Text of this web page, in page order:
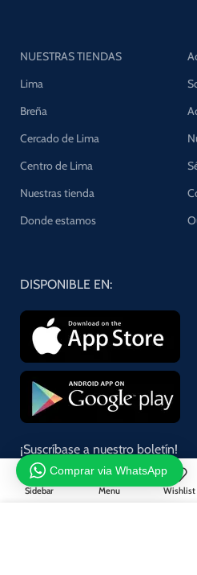
NUESTRAS TIENDAS
Lima
Breña
Cercado de Lima
Centro de Lima
Nuestras tienda
Donde estamos
DISPONIBLE EN:
¡Suscríbase a nuestro boletín!
Se utilizará de acuerdo con nuestro
Sidebar Menu Wishlist
Comprar via WhatsApp